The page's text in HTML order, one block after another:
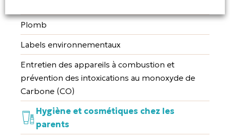
Plomb
Labels environnementaux
Entretien des appareils à combustion et
prévention des intoxications au monoxyde de
Carbone (CO)
Hygiène et cosmétiques chez les
parents